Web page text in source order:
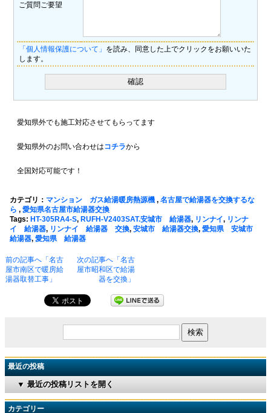
ご質問ご要望
「個人情報保護について」 を読み、同意した上でクリックをお願いいた
します。
愛知県外でも施工対応させてもらってます
愛知県外のお問い合わせはコチラから
全国対応可能です！
カテゴリ： マンション ガス給湯暖房熱源機, 名古屋で給湯器を交換するな
ら , 愛知県名古屋市給湯器交換
Tags: HT-305RA4-S, RUFH-V2403SAT.安城市 給湯器, リンナイ, リンナ
イ 給湯器, リンナイ 給湯器 交換, 安城市 給湯器交換, 愛知県 安城市
給湯器, 愛知県 給湯器
前の記事へ「名古
屋市南区で暖房給
湯器取替工事」
次の記事へ「名古
屋市昭和区で給湯
器を交換」
最近の投稿
▼ 最近の投稿リストを開く
カテゴリー